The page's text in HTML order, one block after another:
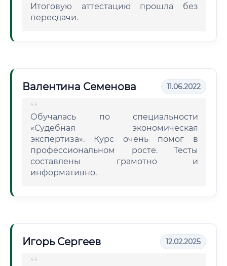
Итоговую аттестацию прошла без
пересдачи.
Валентина Семенова 11.06.2022
Обучалась по специальности
«Судебная экономическая
экспертиза». Курс очень помог в
профессиональном росте. Тесты
составлены грамотно и
информативно.
Игорь Сергеев 12.02.2025